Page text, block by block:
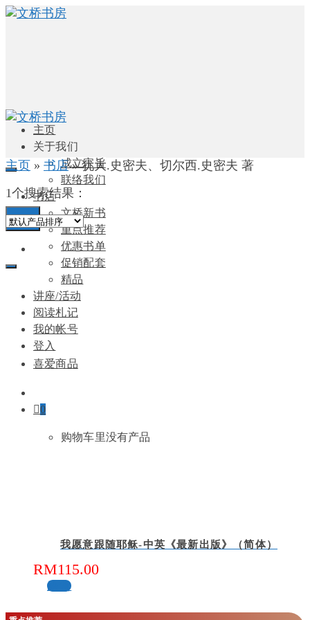
主页
关于我们
成立宗旨
联络我们
书店
文桥新书
重点推荐
优惠书单
促销配套
精品
讲座/活动
阅读札记
我的帐号
登入
喜爱商品
0
购物车里没有产品
0
主页 » 书店 » 犹大.史密夫、切尔西.史密夫 著
1个搜索结果：
我愿意跟随耶稣-中英《最新出版》（简体）
RM115.00
缺货